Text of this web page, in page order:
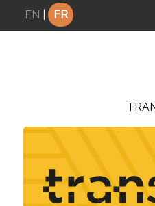
Panneau de gestion des cookies
EN FR